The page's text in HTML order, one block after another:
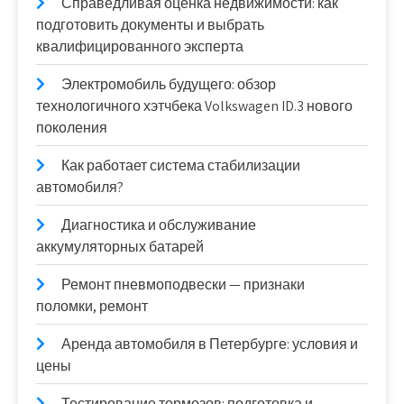
подготовить документы и выбрать
квалифицированного эксперта
Электромобиль будущего: обзор
технологичного хэтчбека Volkswagen ID.3 нового
поколения
Как работает система стабилизации
автомобиля?
Диагностика и обслуживание
аккумуляторных батарей
Ремонт пневмоподвески — признаки
поломки, ремонт
Аренда автомобиля в Петербурге: условия и
цены